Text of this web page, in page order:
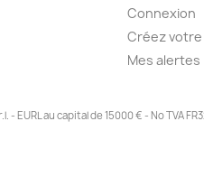
Connexion
Créez
Mes alertes
EURL au capital de 15000 € - No TVA